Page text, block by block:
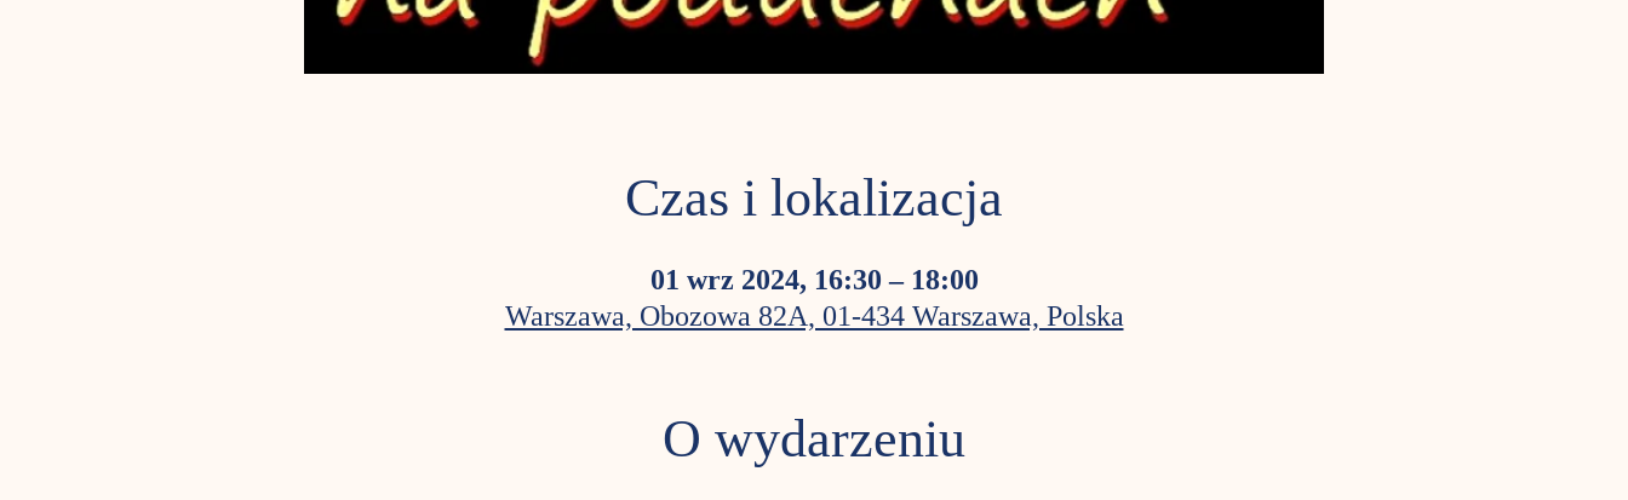
Czas i lokalizacja
01 wrz 2024, 16:30 – 18:00
Warszawa, Obozowa 82A, 01-434 Warszawa, Polska
O wydarzeniu